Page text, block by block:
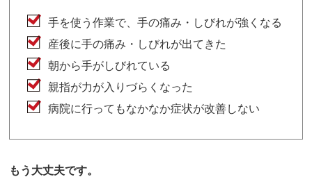
手を使う作業で、手の痛み・しびれが強くなる
産後に手の痛み・しびれが出てきた
朝から手がしびれている
親指が力が入りづらくなった
病院に行ってもなかなか症状が改善しない
もう大丈夫です。